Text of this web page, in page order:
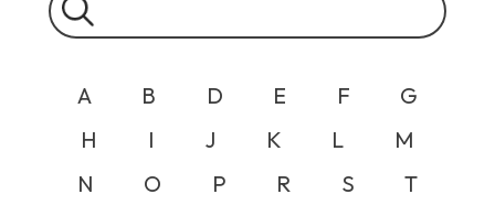
A B D E F
G
H
I J K L
M
N
O P R S
T